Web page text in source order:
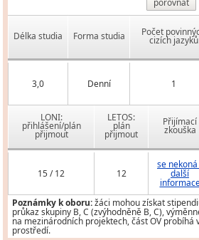
porovnat
Délka studia Forma studia Počet
cizích jazyků
3,0 Denní 1
LONI:
přihlášení/plán
přijmout
LETOS:
plán
přijmout
Přijímací
zkouška
15 / 12 12
se
další
Poznámky k oboru:žáci mohou získat
průkaz skupiny B, C (zvýhodněně B, C),
na mezinárodních projektech, část OV probíhá
prostředí.